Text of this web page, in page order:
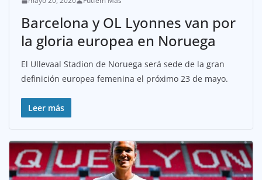
Barcelona y OL Lyonnes van por
la gloria europea en Noruega
El Ullevaal Stadion de Noruega será sede de la gran
definición europea femenina el próximo 23 de mayo.
Leer más